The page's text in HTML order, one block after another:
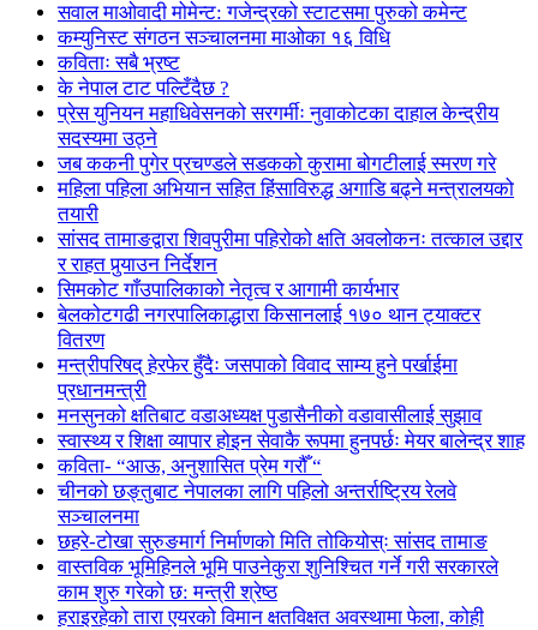
सवाल माओवादी मोमेन्ट: गजेन्द्रको स्टाटसमा पुरुको कमेन्ट
कम्युनिस्ट संगठन सञ्चालनमा माओका १६ विधि
कविताः सबै भ्रष्ट
के नेपाल टाट पल्टिँदैछ ?
प्रेस युनियन महाधिवेसनको सरगर्मीः नुवाकोटका दाहाल केन्द्रीय
सदस्यमा उठ्ने
जब ककनी पुगेर प्रचण्डले सडकको कुरामा बोगटीलाई स्मरण गरे
महिला पहिला अभियान सहित हिंसाविरुद्ध अगाडि बढ्ने मन्त्रालयको
तयारी
सांसद तामाङद्वारा शिवपुरीमा पहिरोको क्षति अवलोकनः तत्काल उद्दार
र राहत पुर्‍याउन निर्देशन
सिमकोट गाँउपालिकाको नेतृत्व र आगामी कार्यभार
बेलकोटगढी नगरपालिकाद्धारा किसानलाई १७० थान ट्याक्टर
वितरण
मन्त्रीपरिषद् हेरफेर हुँदैः जसपाको विवाद साम्य हुने पर्खाईमा
प्रधानमन्त्री
मनसुनको क्षतिबाट वडाअध्यक्ष पुडासैनीको वडावासीलाई सुझाव
स्वास्थ्य र शिक्षा व्यापार होइन सेवाकै रूपमा हुनपर्छः मेयर बालेन्द्र शाह
कविता- “आऊ, अनुशासित प्रेम गरौँ “
चीनको छङ्तुबाट नेपालका लागि पहिलो अन्तर्राष्ट्रिय रेलवे
सञ्चालनमा
छहरे-टोखा सुरुङमार्ग निर्माणको मिति तोकियोस्ः सांसद तामाङ
वास्तविक भूमिहिनले भूमि पाउनेकुरा शुनिश्चित गर्ने गरी सरकारले
काम शुरु गरेको छ: मन्त्री श्रेष्ठ
हराइरहेको तारा एयरको विमान क्षतविक्षत अवस्थामा फेला, कोही